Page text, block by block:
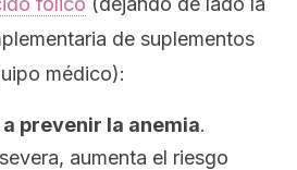
de suplementos
médico):
prevenir la anemia.
aumenta el riesgo